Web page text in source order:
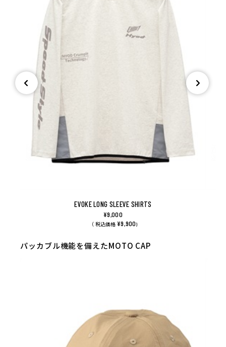
EVOKE LONG SLEEVE SHIRTS
¥9,000
（ 税込価格 ¥9,900)
パッカブル機能を備えたMOTO CAP